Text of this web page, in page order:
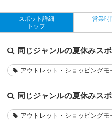
スポット詳細
トップ
営業時
同じジャンルの夏休みス
アウトレット・ショッピングモ
同じジャンルの夏休みス
アウトレット・ショッピングモ